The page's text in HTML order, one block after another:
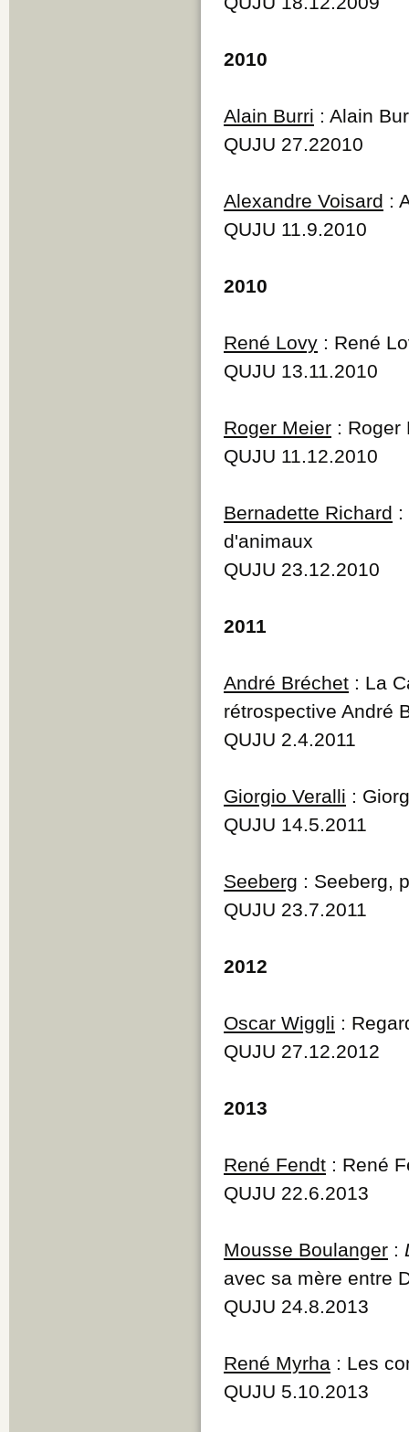
2010
Alain Burri : Alain
QUJU 27.22010
Alexandre Voisard :
QUJU 11.9.2010
2010
René Lovy : René
QUJU 13.11.2010
Roger Meier : Roger
QUJU 11.12.2010
Bernadette Richard :
d'animaux
QUJU 23.12.2010
2011
André Bréchet : La
rétrospective André
QUJU 2.4.2011
Giorgio Veralli :
QUJU 14.5.2011
Seeberg : Seeberg,
QUJU 23.7.2011
2012
Oscar Wiggli :
QUJU 27.12.2012
2013
René Fendt : René
QUJU 22.6.2013
Mousse Boulanger :
avec sa mère entre
QUJU 24.8.2013
René Myrha : Les
QUJU 5.10.2013